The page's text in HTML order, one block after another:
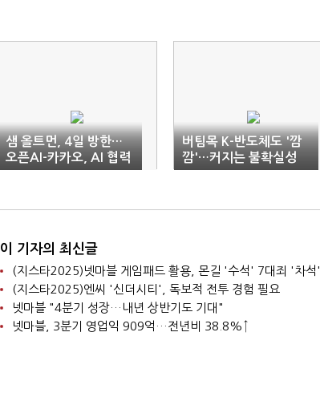
샘 올트먼, 4일 방한…
오픈AI-카카오, AI 협력
발표 가능성
버팀목 K-반도체도 '깜
깜'…커지는 불확실성
이 기자의 최신글
(지스타2025)넷마블 게임패드 활용, 몬길 '수석' 7대죄 '차석'
(지스타2025)엔씨 '신더시티', 독보적 전투 경험 필요
넷마블 "4분기 성장…내년 상반기도 기대"
넷마블, 3분기 영업익 909억…전년비 38.8%↑